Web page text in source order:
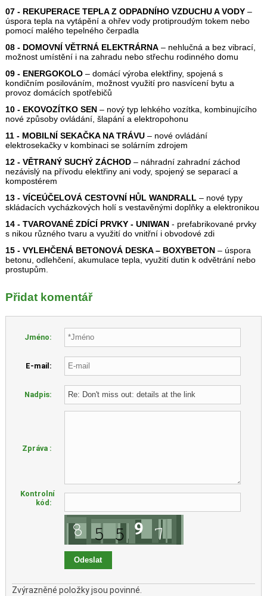
07 - REKUPERACE TEPLA Z ODPADNÍHO VZDUCHU A VODY–
úspora tepla na vytápění a ohřev vody protiproudým tokem nebo
pomocí malého tepelného čerpadla
08 - DOMOVNÍ VĚTRNÁ ELEKTRÁRNA– nehlučná a bez vibrací,
možnost umístění i na zahradu nebo střechu rodinného domu
09 - ENERGOKOLO– domácí výroba elektřiny, spojená s
kondičním posilováním, možnost využití pro nasvícení bytu a
provoz domácích spotřebičů
10 - EKOVOZÍTKO SEN– nový typ lehkého vozítka, kombinujícího
nové způsoby ovládání, šlapání a elektropohonu
11 - MOBILNÍ SEKAČKA NA TRÁVU– nové ovládání
elektrosekačky v kombinaci se solárním zdrojem
12 - VĚTRANÝ SUCHÝ ZÁCHOD– náhradní zahradní záchod
nezávislý na přívodu elektřiny ani vody, spojený se separací a
kompostérem
13 - VÍCEÚČELOVÁ CESTOVNÍ HŮL WANDRALL – nové typy
skládacích vycházkových holí s vestavěnými doplňky a elektronikou
14 - TVAROVANÉ ZDÍCÍ PRVKY - UNIWAN- prefabrikované prvky
s nikou různého tvaru a využití do vnitřní i obvodové zdi
15 - VYLEHČENÁ BETONOVÁ DESKA – BOXYBETON– úspora
betonu, odlehčení, akumulace tepla, využití dutin k odvětrání nebo
prostupům.
Přidat komentář
Jméno:
E-mail:
Nadpis:
Zpráva :
Kontrolní
kód:
Zvýrazněné položky jsou povinné.